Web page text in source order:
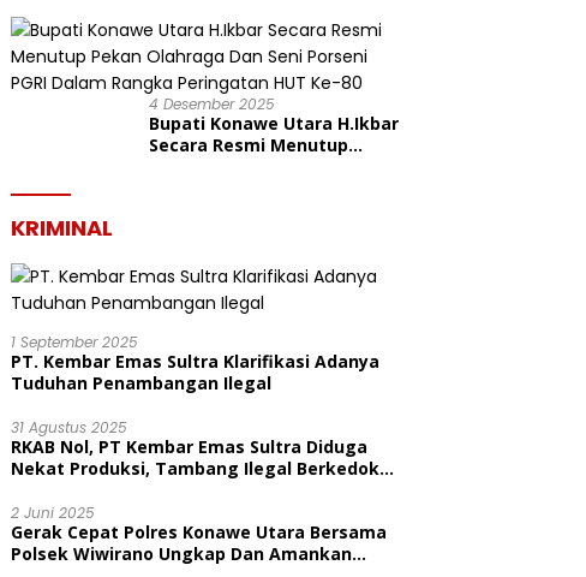
dalam Rangka HUT ke-19
Kabupaten Konawe Utara
4 Desember 2025
Bupati Konawe Utara H.Ikbar
Secara Resmi Menutup
KRIMINAL
1 September 2025
PT. Kembar Emas Sultra Klarifikasi Adanya
Tuduhan Penambangan Ilegal
31 Agustus 2025
RKAB Nol, PT Kembar Emas Sultra Diduga
Nekat Produksi, Tambang Ilegal Berkedok
2 Juni 2025
Gerak Cepat Polres Konawe Utara Bersama
Polsek Wiwirano Ungkap Dan Amankan